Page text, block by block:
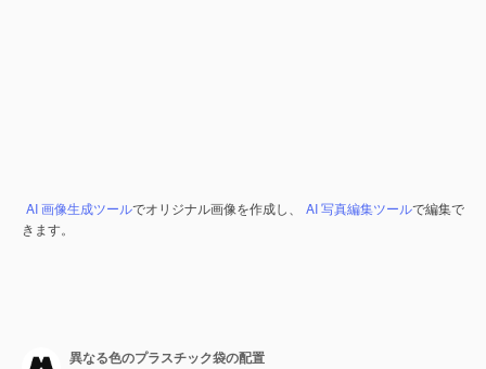
AI 画像生成ツールでオリジナル画像を作成し、 AI 写真編集ツールで編集で
きます。
異なる色のプラスチック袋の配置